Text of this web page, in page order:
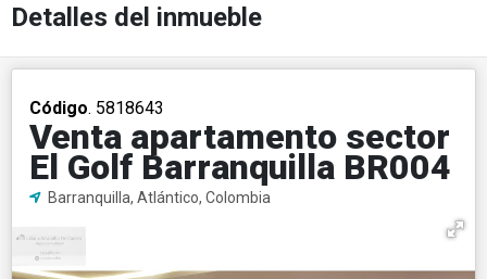
Detalles del inmueble
Código. 5818643
Venta apartamento sector
El Golf Barranquilla BR004
Barranquilla, Atlántico, Colombia